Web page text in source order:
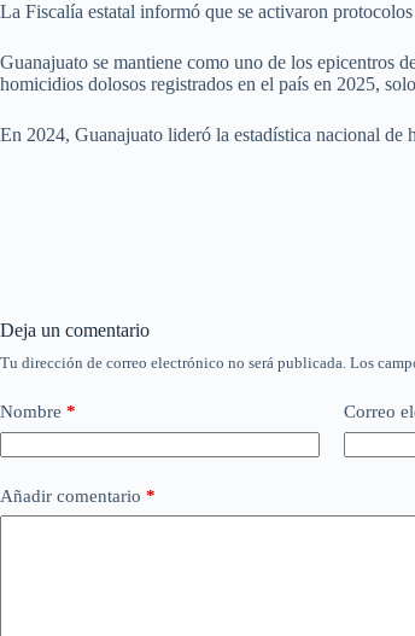
La Fiscalía estatal informó que se activaron
Guanajuato se mantiene como uno de los epicentros
homicidios dolosos registrados en el país en 2025,
En 2024, Guanajuato lideró la estadística nacional de
Deja un comentario
Tu dirección de correo electrónico no será publicada. Los
Nombre * Correo
Añadir comentario *